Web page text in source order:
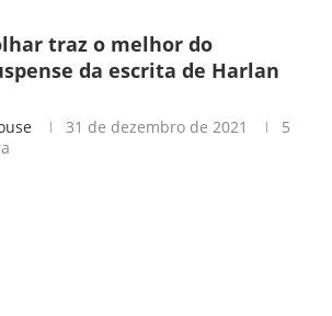
traz o melhor do
da escrita de Harlan
31 de dezembro de 2021
5